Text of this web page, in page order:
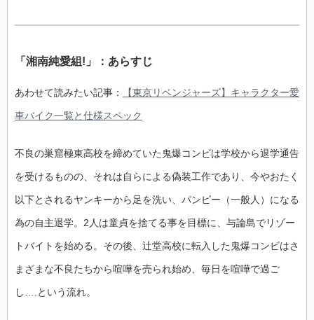
「湘南純愛組!」：あらすじ
あわせて読みたい記事： 【東京リベンジャーズ】キャラクター愛
車バイク一覧と仕様スペック
不良の巣窟極東高校を締めていた鬼爆コンビは学校から退学通告
を受けるものの、それは自らによる偽装工作であり、今やおたく
以下とされるヤンキーから足を洗い、パンピー（一般人）になる
為の自主退学。2人は童貞を捨てる事を目標に、与論島でリゾー
トバイトを始める。その後、辻堂高校に転入した鬼爆コンビはさ
まざまな不良たちから喧嘩を売られ始め、毎日を喧嘩で過ご
し….という流れ。